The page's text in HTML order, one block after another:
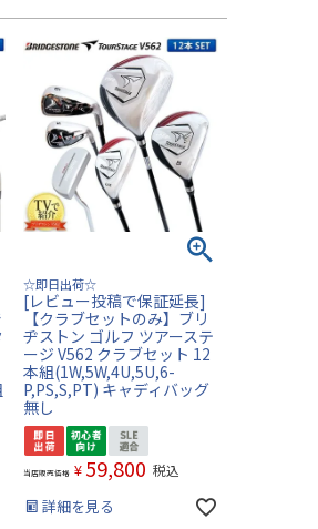
☆即日出荷☆
[レビュー投稿で保証延長]
【クラブセットのみ】ブリ
ヂストン ゴルフ ツアーステ
ージ V562 クラブセット 12
本組(1W,5W,4U,5U,6-
P,PS,S,PT) キャディバッグ
無し
当店販売価格 ¥ 59,800 税込
詳細を見る